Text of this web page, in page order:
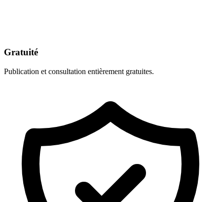
Gratuité
Publication et consultation entièrement gratuites.